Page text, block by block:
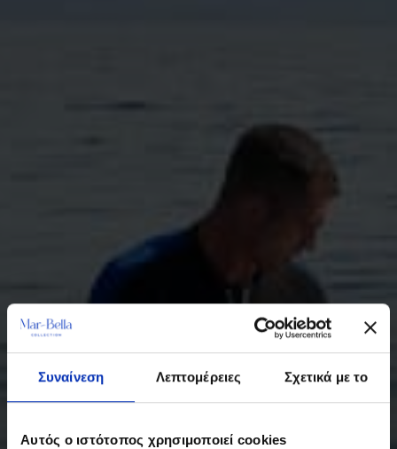
Συναίνεση Λεπτομέρειες Σχετικά με το
Αυτός ο ιστότοπος χρησιμοποιεί cookies